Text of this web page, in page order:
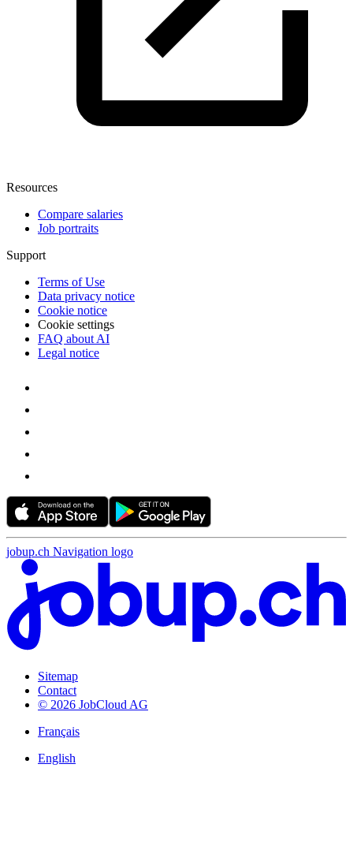
Resources
Compare salaries
Job portraits
Support
Terms of Use
Data privacy notice
Cookie notice
Cookie settings
FAQ about AI
Legal notice
jobup.ch Navigation logo
Sitemap
Contact
© 2026 JobCloud AG
Français
English